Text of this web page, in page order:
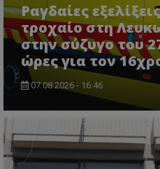
Ραγδαίες
τροχαίο στη
στην σύζυγο του
ώρες για τον
07.08.2026 - 16:46
ASP.NET_SessionId